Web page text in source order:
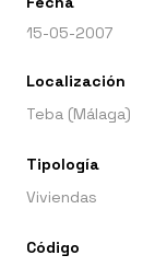
15-05-2007
Localización
Teba (Málaga)
Tipología
Viviendas
Código